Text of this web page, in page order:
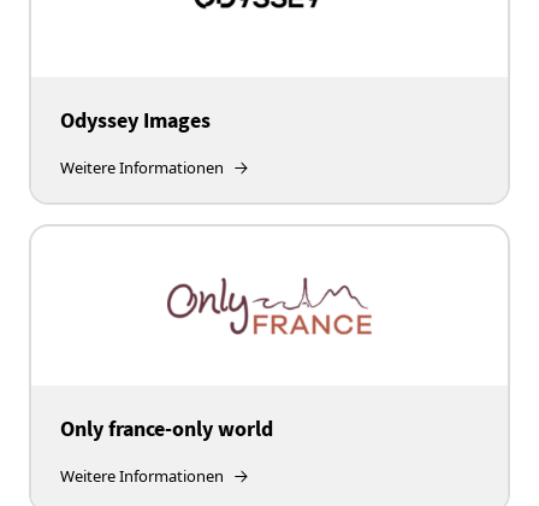
Odyssey Images
Weitere Informationen
Only france-only world
Weitere Informationen